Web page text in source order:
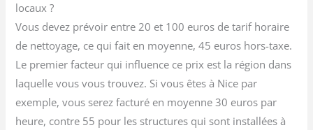
locaux ?
Vous devez prévoir entre 20 et 100 euros de tarif horaire
de nettoyage, ce qui fait en moyenne, 45 euros hors-taxe.
Le premier facteur qui influence ce prix est la région dans
laquelle vous vous trouvez. Si vous êtes à Nice par
exemple, vous serez facturé en moyenne 30 euros par
heure, contre 55 pour les structures qui sont installées à